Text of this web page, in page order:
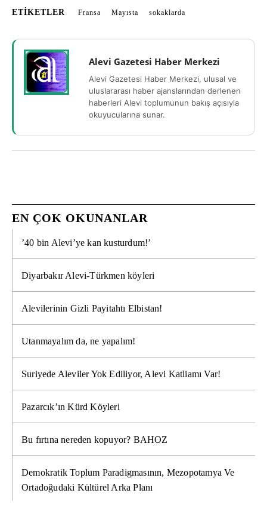
ETIKETLER Fransa Mayısta sokaklarda
Alevi Gazetesi Haber Merkezi
Alevi Gazetesi Haber Merkezi, ulusal ve
uluslararası haber ajanslarından derlenen
haberleri Alevi toplumunun bakış açısıyla
okuyucularına sunar.
EN ÇOK OKUNANLAR
’40 bin Alevi’ye kan kusturdum!’
Diyarbakır Alevi-Türkmen köyleri
Alevilerinin Gizli Payitahtı Elbistan!
Utanmayalım da, ne yapalım!
Suriyede Aleviler Yok Ediliyor, Alevi Katliamı Var!
Pazarcık’ın Kürd Köyleri
Bu fırtına nereden kopuyor? BAHOZ
Demokratik Toplum Paradigmasının, Mezopotamya Ve
Ortadoğudaki Kültürel Arka Planı